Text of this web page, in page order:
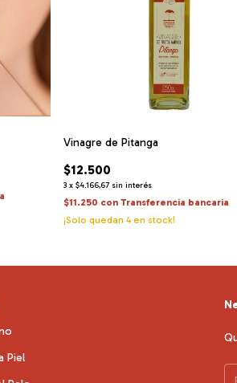
Vinagre de Pitanga
$12.500
3 x $4.166,67 sin interés
$11.250 con Transferencia bancaria
¡Solo quedan 4en stock!
Piel